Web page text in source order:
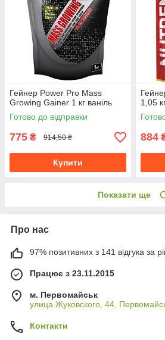
Гейнер Power Pro Mass
Growing Gainer 1 кг ваніль
Готово до відправки
775 ₴ 914,50 ₴
Купити
1,05
884
Показати ще
Про нас
97% позитивних з 141 відгука за
Працює з 23.11.2015
м. Первомайськ
улица Жуковского, 44,
Контакти